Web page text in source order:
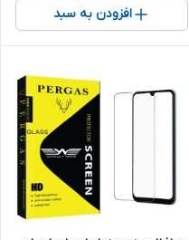
افزودن به سبد